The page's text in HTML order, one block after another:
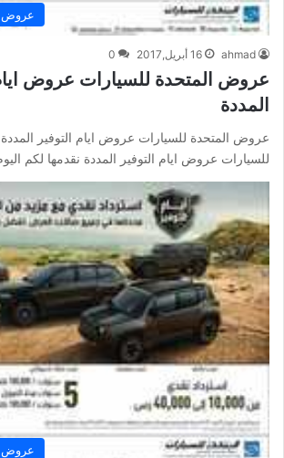
عروض
ahmad 16 أبريل,2017 0
عروض المتحدة للسيارات عروض ايام
المددة
عروض المتحدة للسيارات عروض ايام التوفير
للسيارات عروض ايام التوفير المددة نقدمها لكم
عروض